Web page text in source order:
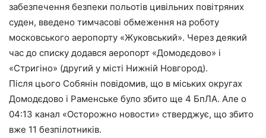
забезпечення безпеки польотів цивільних повітряних
суден, введено тимчасові обмеження на роботу
московського аеропорту «Жуковський». Через деякий
час до списку додався аеропорт «Домодєдово» і
«Стригіно» (другий у місті Нижній Новгород).
Після цього Собянін повідомив, що в міських округах
Домодєдово і Раменське було збито ще 4 БпЛА. Але о
04:13 канал «Осторожно новости» стверджує, що збито
вже 11 безпілотників.